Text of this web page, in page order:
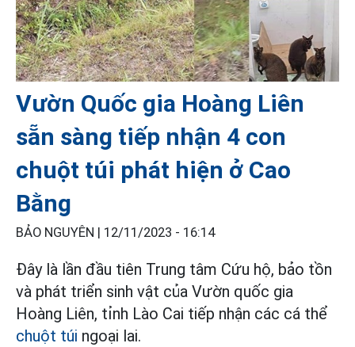
Vườn Quốc gia Hoàng Liên
sẵn sàng tiếp nhận 4 con
chuột túi phát hiện ở Cao
Bằng
BẢO NGUYÊN | 12/11/2023 - 16:14
Đây là lần đầu tiên Trung tâm Cứu hộ, bảo tồn
và phát triển sinh vật của Vườn quốc gia
Hoàng Liên, tỉnh Lào Cai tiếp nhận các cá thể
chuột túi ngoại lai.